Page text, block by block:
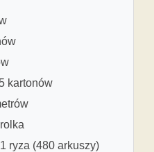
kartonów
ryza (480 arkuszy)